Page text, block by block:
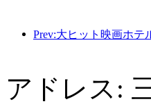
アドレス: